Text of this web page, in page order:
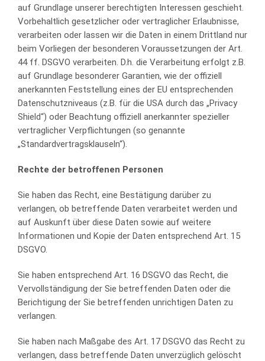
auf Grundlage unserer berechtigten Interessen geschieht.
Vorbehaltlich gesetzlicher oder vertraglicher Erlaubnisse,
verarbeiten oder lassen wir die Daten in einem Drittland nur
beim Vorliegen der besonderen Voraussetzungen der Art.
44 ff. DSGVO verarbeiten. D.h. die Verarbeitung erfolgt z.B.
auf Grundlage besonderer Garantien, wie der offiziell
anerkannten Feststellung eines der EU entsprechenden
Datenschutzniveaus (z.B. für die USA durch das „Privacy
Shield“) oder Beachtung offiziell anerkannter spezieller
vertraglicher Verpflichtungen (so genannte
„Standardvertragsklauseln“).
Rechte der betroffenen Personen
Sie haben das Recht, eine Bestätigung darüber zu
verlangen, ob betreffende Daten verarbeitet werden und
auf Auskunft über diese Daten sowie auf weitere
Informationen und Kopie der Daten entsprechend Art. 15
DSGVO.
Sie haben entsprechend Art. 16 DSGVO das Recht, die
Vervollständigung der Sie betreffenden Daten oder die
Berichtigung der Sie betreffenden unrichtigen Daten zu
verlangen.
Sie haben nach Maßgabe des Art. 17 DSGVO das Recht zu
verlangen, dass betreffende Daten unverzüglich gelöscht